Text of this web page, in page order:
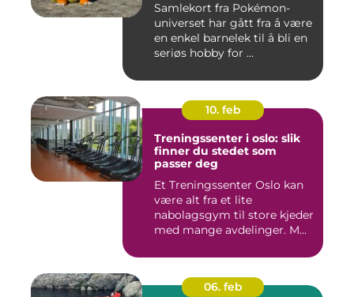
Samlekort fra Pokémon-
universet har gått fra å være
en enkel barnelek til å bli en
seriøs hobby for ...
10. feb
Treningssenter i oslo: slik
finner du stedet som
passer deg
Et Treningssenter Oslo kan
være alt fra et lite
nabolagsgym til store kjeder
med mange avdelinger. M...
06. feb